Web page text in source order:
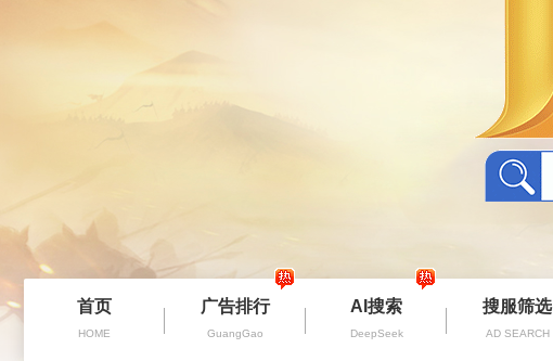
首页
HOME
广告排行
GuangGao
AI搜索
DeepSeek
搜服筛选
AD SEARCH